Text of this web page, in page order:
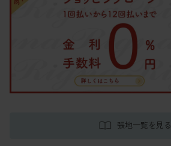
張地一覧を見る